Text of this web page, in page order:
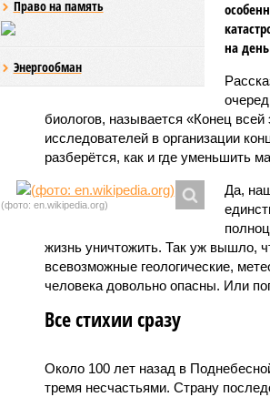
Право на память
Энергообман
на
биологов, называется «Конец
исследователей в организации
разберётся, как и где уменьшить
(фото: en.wikipedia.org)
Да,
жизнь уничтожить. Так уж вышло,
всевозможные геологические,
человека довольно опасны. Или
Все стихии сразу
Около 100 лет назад в
тремя несчастьями. Страну